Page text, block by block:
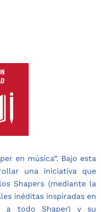
en música”. Bajo esta
una iniciativa que
Shapers (mediante la
inéditas inspiradas en
a todo Shaper) y su